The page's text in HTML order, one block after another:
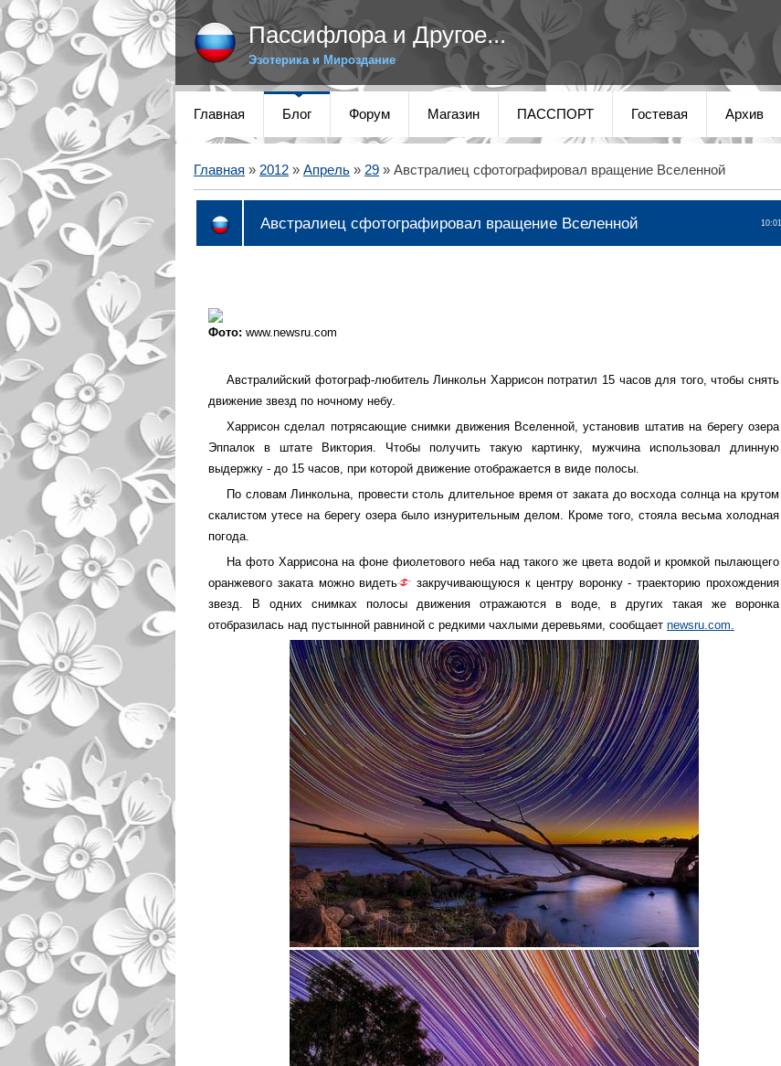
Пассифлора и Другое...
Эзотерика и Мироздание
Главная Блог Форум Магазин ПАССПОРТ Гостевая Архив
Главная » 2012 » Апрель » 29 » Австралиец сфотографировал вращение Вселенной
10:01
Австралиец сфотографировал вращение Вселенной
Фото: www.newsru.com
Австралийский фотограф-любитель Линкольн Харрисон потратил 15 часов для того, чтобы снять
движение звезд по ночному небу.
Харрисон сделал потрясающие снимки движения Вселенной, установив штатив на берегу озера
Эппалок в штате Виктория. Чтобы получить такую картинку, мужчина использовал длинную
выдержку - до 15 часов, при которой движение отображается в виде полосы.
По словам Линкольна, провести столь длительное время от заката до восхода солнца на крутом
скалистом утесе на берегу озера было изнурительным делом. Кроме того, стояла весьма холодная
погода.
На фото Харрисона на фоне фиолетового неба над такого же цвета водой и кромкой пылающего
оранжевого заката можно видеть
закручивающуюся к центру воронку - траекторию прохождения
звезд. В одних снимках полосы движения отражаются в воде, в других такая же воронка
отобразилась над пустынной равниной с редкими чахлыми деревьями, сообщает newsru.com.